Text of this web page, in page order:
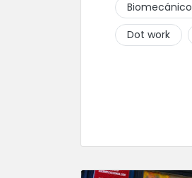
Biomecánico
Dot work